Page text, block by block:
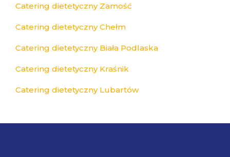
Catering dietetyczny Zamość
Catering dietetyczny Chełm
Catering dietetyczny Biała Podlaska
Catering dietetyczny Kraśnik
Catering dietetyczny Lubartów